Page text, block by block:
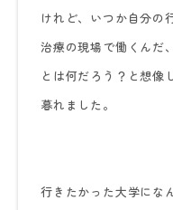
けれど、いつか自分の
治療の現場で働くんだ
とは何だろう？と想像
暮れました。
行きたかった大学にな